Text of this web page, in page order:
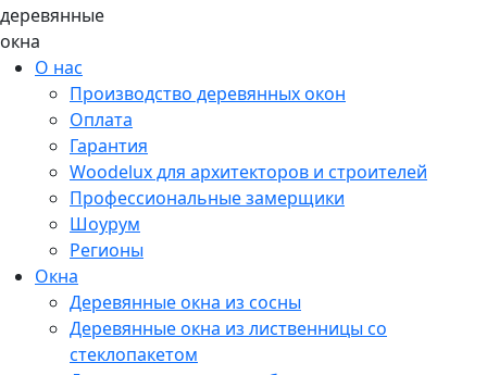
деревянные
окна
О нас
Производство деревянных окон
Оплата
Гарантия
Woodelux для архитекторов и строителей
Профессиональные замерщики
Шоурум
Регионы
Окна
Деревянные окна из сосны
Деревянные окна из лиственницы со
стеклопакетом